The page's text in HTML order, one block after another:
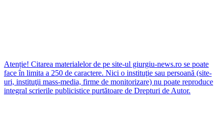
Atenție! Citarea materialelor de pe site-ul giurgiu-news.ro se poate
face în limita a 250 de caractere. Nici o instituţie sau persoană (site-
uri, instituţii mass-media, firme de monitorizare) nu poate reproduce
integral scrierile publicistice purtătoare de Drepturi de Autor.